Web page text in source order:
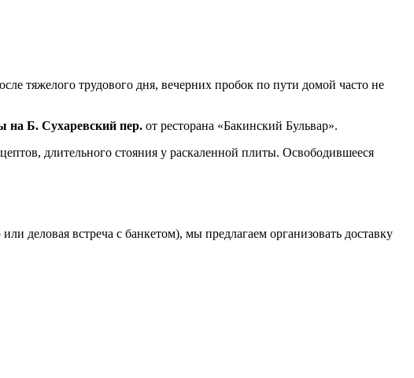
тяжелого трудового дня, вечерних пробок по пути домой часто не
на Б. Сухаревский пер. от ресторана «Бакинский Бульвар».
длительного стояния у раскаленной плиты. Освободившееся
деловая встреча с банкетом), мы предлагаем организовать доставку